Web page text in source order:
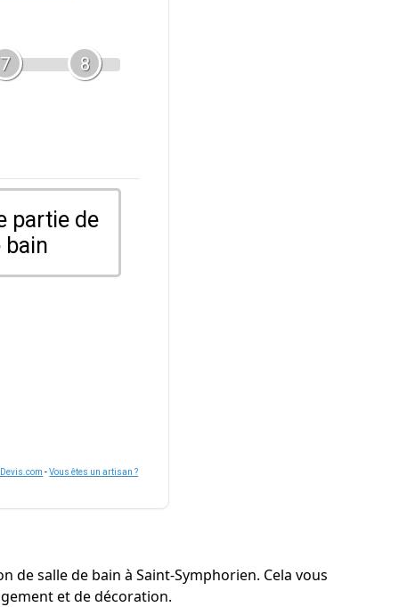
7 8
partie de
bain
-Vous êtes un artisan ?
salle de bain à Saint-Symphorien. Cela vous
et de décoration.